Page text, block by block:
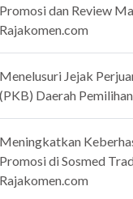
dan Review
Jejak
Daerah
di Sosmed